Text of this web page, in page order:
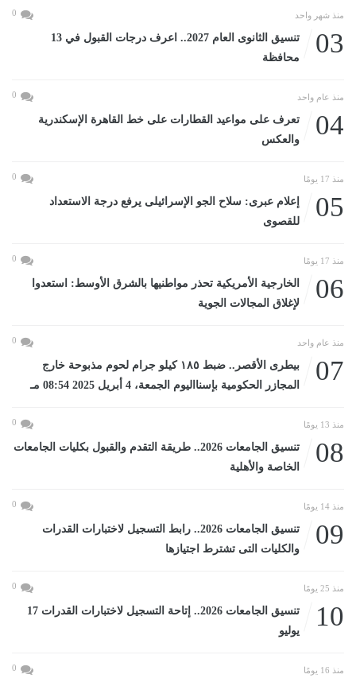
منذ شهر واحد 0
03
تنسيق الثانوى العام 2027.. اعرف درجات القبول في 13
محافظة
منذ عام واحد 0
04
تعرف على مواعيد القطارات على خط القاهرة الإسكندرية
والعكس
منذ 17 يومًا 0
05
إعلام عبرى: سلاح الجو الإسرائيلى يرفع درجة الاستعداد
للقصوى
منذ 17 يومًا 0
06
الخارجية الأمريكية تحذر مواطنيها بالشرق الأوسط: استعدوا
لإغلاق المجالات الجوية
منذ عام واحد 0
07
بيطرى الأقصر.. ضبط ١٨٥ كيلو جرام لحوم مذبوحة خارج
المجازر الحكومية بإسنااليوم الجمعة، 4 أبريل 2025 08:54 مـ
منذ 13 يومًا 0
08
تنسيق الجامعات 2026.. طريقة التقدم والقبول بكليات الجامعات
الخاصة والأهلية
منذ 14 يومًا 0
09
تنسيق الجامعات 2026.. رابط التسجيل لاختبارات القدرات
والكليات التى تشترط اجتيازها
منذ 25 يومًا 0
10
تنسيق الجامعات 2026.. إتاحة التسجيل لاختبارات القدرات 17
يوليو
منذ 16 يومًا 0